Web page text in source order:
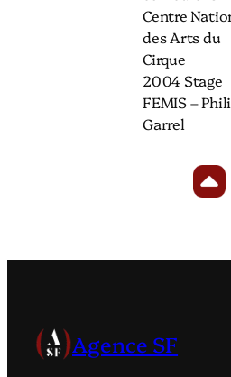
Centre
des Arts du
Cirque
2004 Stage
FEMIS –
Garrel
Agence SF